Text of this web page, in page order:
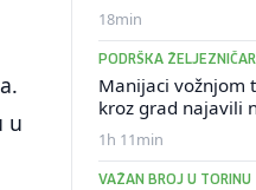
u
18min
PODRŠKA
Manijaci vožnjom
kroz grad najavili
1h 11min
VAŽAN BROJ U TORINU